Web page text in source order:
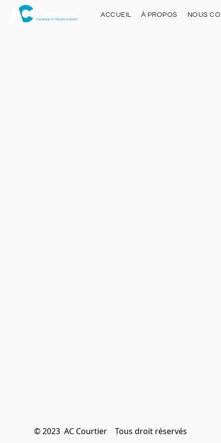
ACCUEIL À PROPOS NOUS
© 2023  AC Courtier    Tous droit réservés